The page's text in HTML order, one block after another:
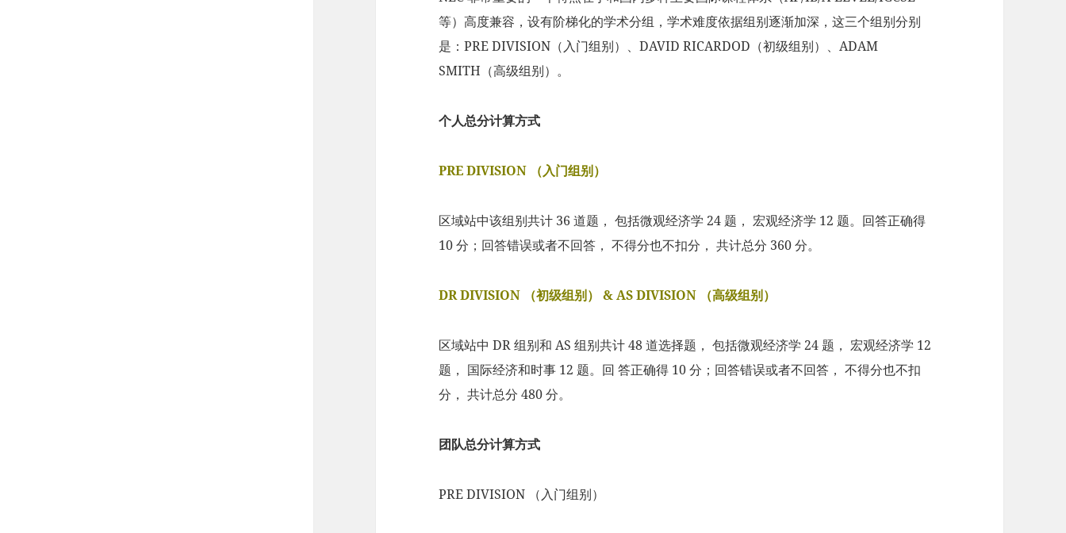
等）高度兼容，设有阶梯化的学术分组，学术难度依据组别逐渐加深，这三个组别分别
是：PRE DIVISION（入门组别）、DAVID RICARDOD（初级组别）、ADAM
SMITH（高级组别）。
个人总分计算方式
PRE DIVISION （入门组别）
区域站中该组别共计 36 道题， 包括微观经济学 24 题， 宏观经济学 12 题。回答正确得
10 分；回答错误或者不回答， 不得分也不扣分， 共计总分 360 分。
DR DIVISION （初级组别） & AS DIVISION （高级组别）
区域站中 DR 组别和 AS 组别共计 48 道选择题， 包括微观经济学 24 题， 宏观经济学 12
题， 国际经济和时事 12 题。回 答正确得 10 分；回答错误或者不回答， 不得分也不扣
分， 共计总分 480 分。
团队总分计算方式
PRE DIVISION （入门组别）